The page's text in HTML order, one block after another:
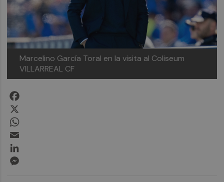
Marcelino García Toral en la visita al Coliseum
VILLARREAL CF